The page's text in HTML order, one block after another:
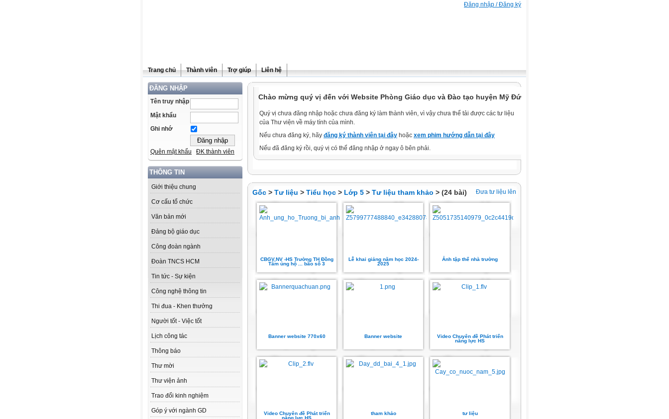
Đăng nhập / Đăng ký
Trang chủ Thành viên Trợ giúp Liên hệ
ĐĂNG NHẬP
Tên truy nhập
Mật khẩu
Ghi nhớ
Quên mật khẩu ĐK thành viên
THÔNG TIN
Giới thiệu chung
Cơ cấu tổ chức
Văn bản mới
Đảng bộ giáo dục
Công đoàn ngành
Đoàn TNCS HCM
Tin tức - Sự kiện
Công nghệ thông tin
Thi đua - Khen thưởng
Người tốt - Việc tốt
Lịch công tác
Thông báo
Thư mời
Thư viện ảnh
Trao đổi kinh nghiệm
Góp ý với ngành GD
Chào mừng quý vị đến với Website Phòng Giáo dục và Đào tạo huyện Mỹ Đức.
Quý vị chưa đăng nhập hoặc chưa đăng ký làm thành viên, vì vậy chưa thể tải được các tư liệu
của Thư viện về máy tính của mình.
Nếu chưa đăng ký, hãy đăng ký thành viên tại đây hoặc xem phim hướng dẫn tại đây
Nếu đã đăng ký rồi, quý vị có thể đăng nhập ở ngay ô bên phải.
Đưa tư liệu lên
Gốc > Tư liệu > Tiểu học > Lớp 5 > Tư liệu tham khảo > (24 bài)
CBGV,NV -HS Trường TH Đồng
Tâm ủng hộ ... bão số 3
Lễ khai giảng năm học 2024-
2025
Ảnh tập thể nhà trường
Banner website 770x60 Banner website
Video Chuyên đề Phát triển
năng lực HS
Video Chuyên đề Phát triển
năng lực HS
tham khảo tư liệu